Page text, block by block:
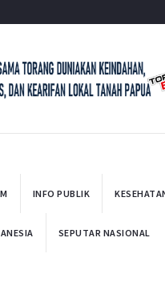
INFO PUBLIK
SEPUTAR NASIONAL